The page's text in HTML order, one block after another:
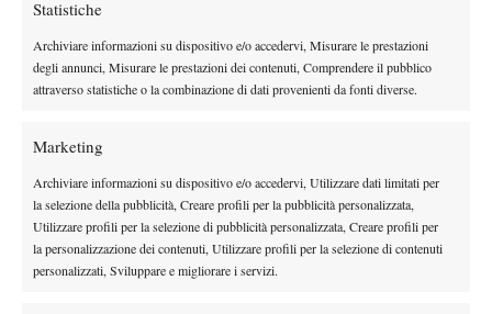
Statistiche
Archiviare informazioni su dispositivo e/o accedervi, Misurare le prestazioni
degli annunci, Misurare le prestazioni dei contenuti, Comprendere il pubblico
attraverso statistiche o la combinazione di dati provenienti da fonti diverse.
Marketing
Archiviare informazioni su dispositivo e/o accedervi, Utilizzare dati limitati per
la selezione della pubblicità, Creare profili per la pubblicità personalizzata,
Utilizzare profili per la selezione di pubblicità personalizzata, Creare profili per
la personalizzazione dei contenuti, Utilizzare profili per la selezione di contenuti
personalizzati, Sviluppare e migliorare i servizi.
ufficialmente candidato al ruolo di outsider del torneo. Il
vincitore dell’edizione 2013, Filippo Volandri, saluta il torneo,
eliminato dallo spagnolo Daniel Gimeno-Traver. Dopo aver
tenuto il servizio nel gioco d’apertura, il livornese incassa 5
Nel secondo set è lui invece a portarsi subito in vantaggio di un
break e a trascinare la sfida al terzo dove però non c’è stata
proprio storia. Ora il tennista di Valencia se la vedrà con il
portoghese Gastao Elias in quello che si preannuncia come un
equilibrato derby iberico. Venerdì in campo tutti gli incontri dei
quarti di finale. Particolarmente interessante, almeno sulla carta,